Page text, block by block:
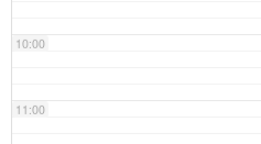
10:00
11:00